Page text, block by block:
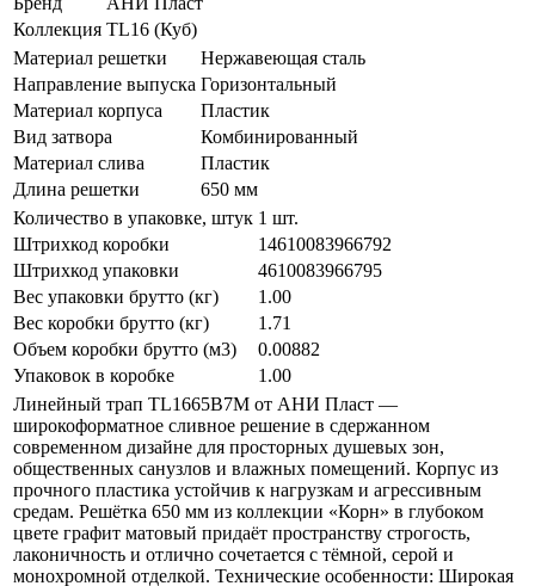
Коллекция TL16 (Куб)
Материал решетки
Нержавеющая сталь
Направление выпуска Горизонтальный
Материал корпуса
Пластик
Вид затвора
Комбинированный
Материал слива
Пластик
Длина решетки
650 мм
Количество в упаковке, штук 1 шт.
Штрихкод коробки
14610083966792
Штрихкод упаковки
4610083966795
Вес упаковки брутто (кг)
1.00
Вес коробки брутто (кг)
1.71
Объем коробки брутто (м3)
0.00882
Упаковок в коробке
1.00
Линейный трап TL1665B7M от АНИ Пласт —
широкоформатное сливное решение в сдержанном
современном дизайне для просторных душевых зон,
общественных санузлов и влажных помещений. Корпус из
прочного пластика устойчив к нагрузкам и агрессивным
средам. Решётка 650 мм из коллекции «Корн» в глубоком
цвете графит матовый придаёт пространству строгость,
лаконичность и отлично сочетается с тёмной, серой и
монохромной отделкой. Технические особенности: Широкая